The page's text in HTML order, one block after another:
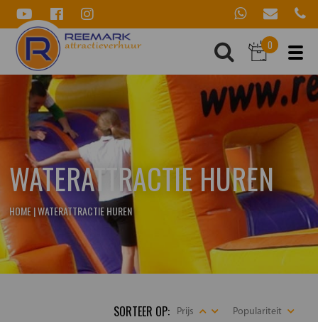
0
WATERATTRACTIE HUREN
HOME|WATERATTRACTIE HUREN
SORTEER OP: Prijs Populariteit